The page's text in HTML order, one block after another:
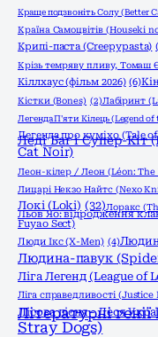
Краще подзвоніть Солу (Better
Країна Самоцвітів (Houseki
Крипі-паста (Creepypasta)
Крізь темряву пливу, Томаш
Кіллхаус (фільм 2026) (6)
Кістки (Bones) (2)Лабіринт
Легенда П'яти Кілець (Legend of
Легенда про куміхо (Tale
Леді Баг і Супер-
Cat Noir)
Леон-кілер / Леон (Léon: The
Лицарі Некзо Найтс (Nexo
Локі (Loki) (32)Лоракс
Льов Яо: відродження
Fuyao Sect)
Люди Ікс (X-Men) (4)
Людина-павук
Ліга Легенд (League of
Ліга справедливості (Justice
Лісова пісня - Леся
Літературні
Stray Dogs)